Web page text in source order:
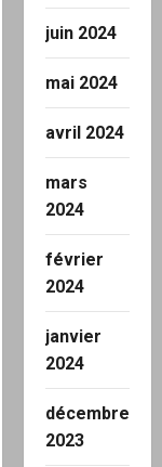
juin 2024
mai 2024
avril 2024
mars
2024
février
2024
janvier
2024
décembre
2023